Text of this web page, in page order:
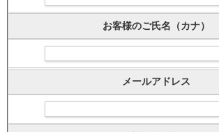
お客様のご氏名（カナ）
メールアドレス